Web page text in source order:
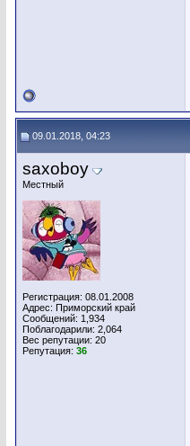
09.01.2018, 04:23
saxoboy
Местный
Регистрация: 08.01.2008
Адрес: Приморский край
Сообщений: 1,934
Поблагодарили: 2,064
Вес репутации: 20
Репутация: 36